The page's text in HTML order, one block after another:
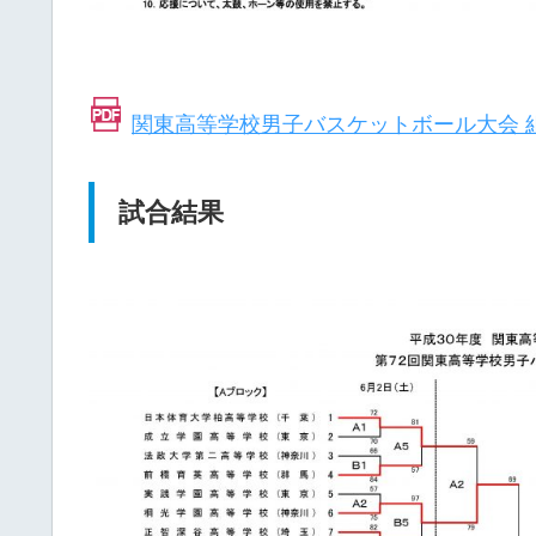
関東高等学校男子バスケットボール大会
試合結果